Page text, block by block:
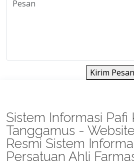
Kirim Pesan
Sistem Informasi Pafi
Tanggamus -
Resmi Sistem
Persatuan Ahli